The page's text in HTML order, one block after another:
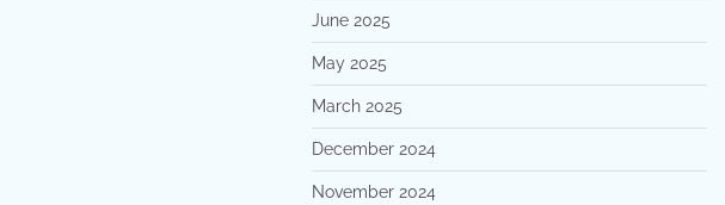
June 2025
May 2025
March 2025
December 2024
November 2024